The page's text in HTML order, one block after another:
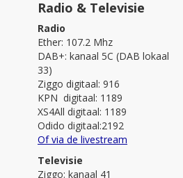
Radio & Televisie
Radio
Ether: 107.2 Mhz
DAB+: kanaal 5C (DAB lokaal
33)
Ziggo digitaal: 916
KPN digitaal: 1189
XS4All digitaal: 1189
Odido digitaal:2192
Of via de livestream
Televisie
Ziggo: kanaal 41